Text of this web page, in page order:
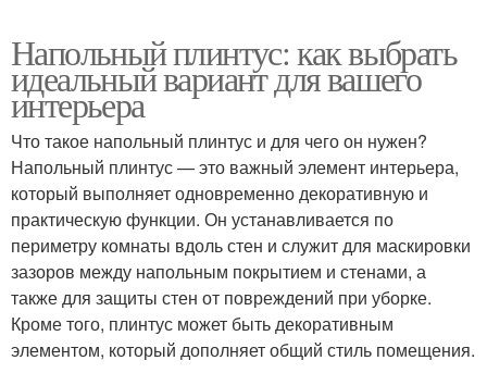
Напольный плинтус: как выбрать
идеальный вариант для вашего
интерьера
Что такое напольный плинтус и для чего он нужен?
Напольный плинтус — это важный элемент интерьера,
который выполняет одновременно декоративную и
практическую функции. Он устанавливается по
периметру комнаты вдоль стен и служит для маскировки
зазоров между напольным покрытием и стенами, а
также для защиты стен от повреждений при уборке.
Кроме того, плинтус может быть декоративным
элементом, который дополняет общий стиль помещения.